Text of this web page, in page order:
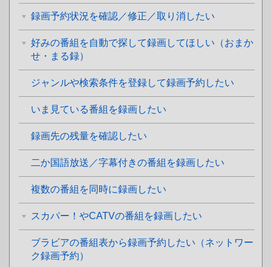
録画予約状況を確認／修正／取り消したい
好みの番組を自動で探して録画してほしい（おまか
せ・まる録）
ジャンルや検索条件を登録して録画予約したい
いま見ている番組を録画したい
録画先の残量を確認したい
二か国語放送／字幕付きの番組を録画したい
複数の番組を同時に録画したい
スカパー！やCATVの番組を録画したい
ブラビアの番組表から録画予約したい（ネットワー
ク録画予約）